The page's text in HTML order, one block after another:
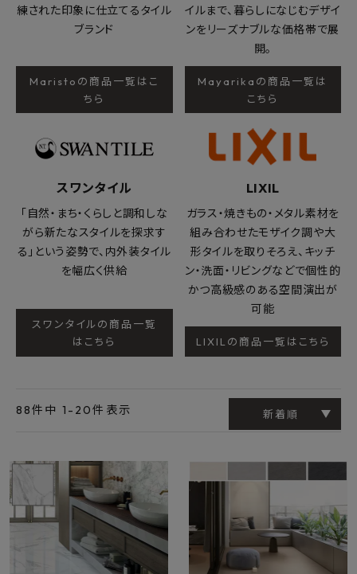
練された印象に仕立てるタイル
ブランド
Maristoの商品一覧はこ
ちら
イルまで、暮らしになじむデザイ
ンをリーズナブルな価格帯で展
開。
Mayarikaの商品一覧は
こちら
スワンタイル
「自然・まち・くらしと調和しな
がら新たなスタイルを探求す
る」という姿勢で、内外装タイル
を幅広く供給
スワンタイルの商品一覧
はこちら
LIXIL
ガラス・焼きもの・メタル素材を
組み合わせたモザイク調や大
形タイルを取りそろえ、キッチ
ン・洗面・リビングなどで個性的
かつ高級感のある空間演出が
可能
LIXILの商品一覧はこちら
新着順
88件中 1 - 20件表示